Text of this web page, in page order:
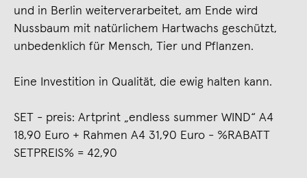
und in Berlin weiterverarbeitet, am Ende wird
Nussbaum mit natürlichem Hartwachs geschützt,
unbedenklich für Mensch, Tier und Pflanzen.
Eine Investition in Qualität, die ewig halten kann.
SET - preis: Artprint „endless summer WIND“ A4
18,90 Euro + Rahmen A4 31,90 Euro - %RABATT
SETPREIS% = 42,90